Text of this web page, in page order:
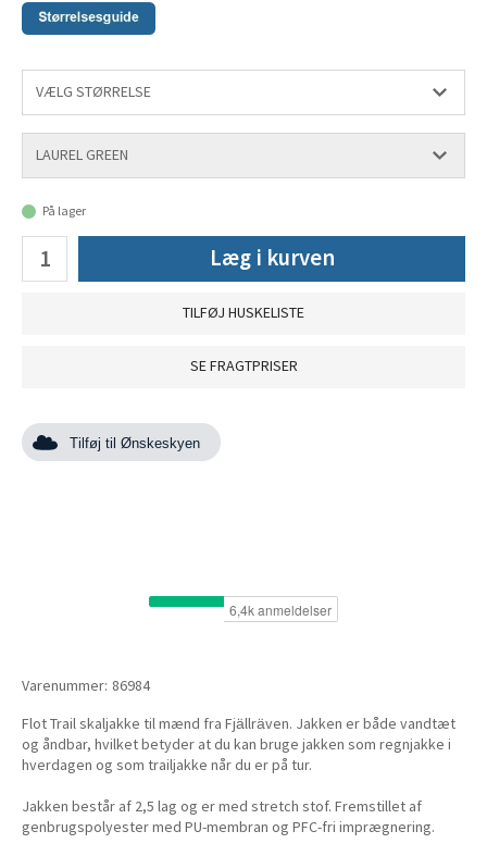
På lager
Læg i kurven
TILFØJ HUSKELISTE
SE FRAGTPRISER
Tilføj til Ønskeskyen
Varenummer: 86984
Flot Trail skaljakke til mænd fra Fjällräven. Jakken er både vandtæt
og åndbar, hvilket betyder at du kan bruge jakken som regnjakke i
hverdagen og som trailjakke når du er på tur.
Jakken består af 2,5 lag og er med stretch stof. Fremstillet af
genbrugspolyester med PU-membran og PFC-fri imprægnering.